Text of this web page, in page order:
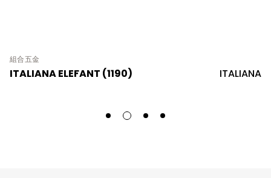
組合五金
ITALIANA ELEFANT (1190) ITALIANA